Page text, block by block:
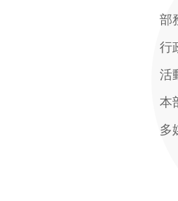
部
行
活
本
多